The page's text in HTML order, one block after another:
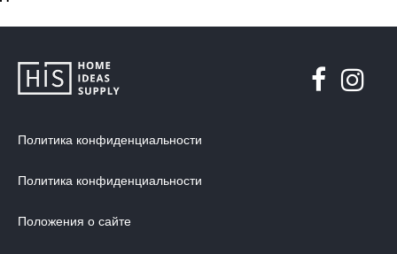
ДИЗАЙНЕРСКАЯ МЕБЕЛЬ
ХРАНЕНИЕ
ДЕКОР ДЛЯ ДОМА
ВАННАЯ КОМНАТА
Политика конфиденциальности
Политика конфиденциальности
Положения о сайте